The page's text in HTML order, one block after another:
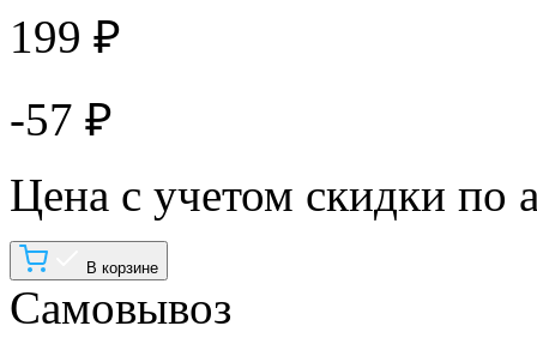
199 ₽
-57 ₽
Цена с учетом скидки по
В корзине
Самовывоз